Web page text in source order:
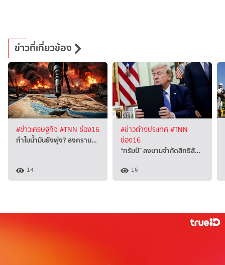
ข่าวที่เกี่ยวข้อง
#ข่าวเศรษฐกิจ #TNN ช่อง16
ทำไมน้ำมันยังพุ่ง? สงคราม…
14
#ข่าวต่างประเทศ #TNN
ช่อง16
“ทรัมป์” ลงนามจำกัดสิทธิสั…
16